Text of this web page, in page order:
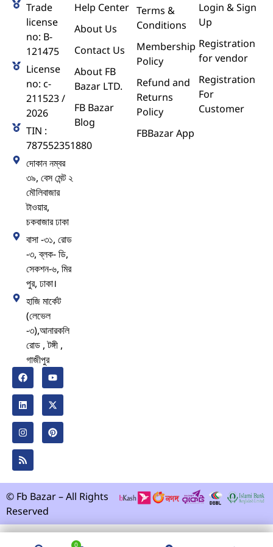
Trade
license
no: B-
121475
License
no: c-
211523 /
2026
TIN :
787552351880
দোকান নম্বর
৩৯, বেস মেন্ট ২
মৌলিবাজার
টাওয়ার,
চকবাজার ঢাকা
বাসা -৩১, রোড
-৩, ব্লক- ডি,
সেকশন-৬, মির
পুর, ঢাকা।
হাজি মার্কেট
(লেভেল
-৩),আনারকলি
রোড , টঙ্গী ,
গাজীপুর
Help Center
About Us
Contact Us
About FB
Bazar LTD.
FB Bazar
Blog
Terms &
Conditions
Membership
Policy
Refund and
Returns
Policy
FBBazar App
Login & Sign
Up
Registration
for vendor
Registration
For
Customer
© Fb Bazar – All Rights
Reserved
0